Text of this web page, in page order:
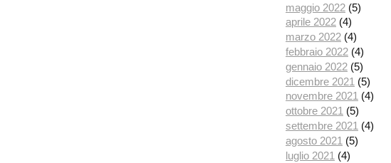
maggio 2022 (5)
aprile 2022 (4)
marzo 2022 (4)
febbraio 2022 (4)
gennaio 2022 (5)
dicembre 2021 (5)
novembre 2021 (4)
ottobre 2021 (5)
settembre 2021 (4)
agosto 2021 (5)
luglio 2021 (4)